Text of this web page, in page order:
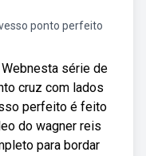
ponto perfeito
série de
cruz com lados
perfeito é feito
do wagner reis
para bordar